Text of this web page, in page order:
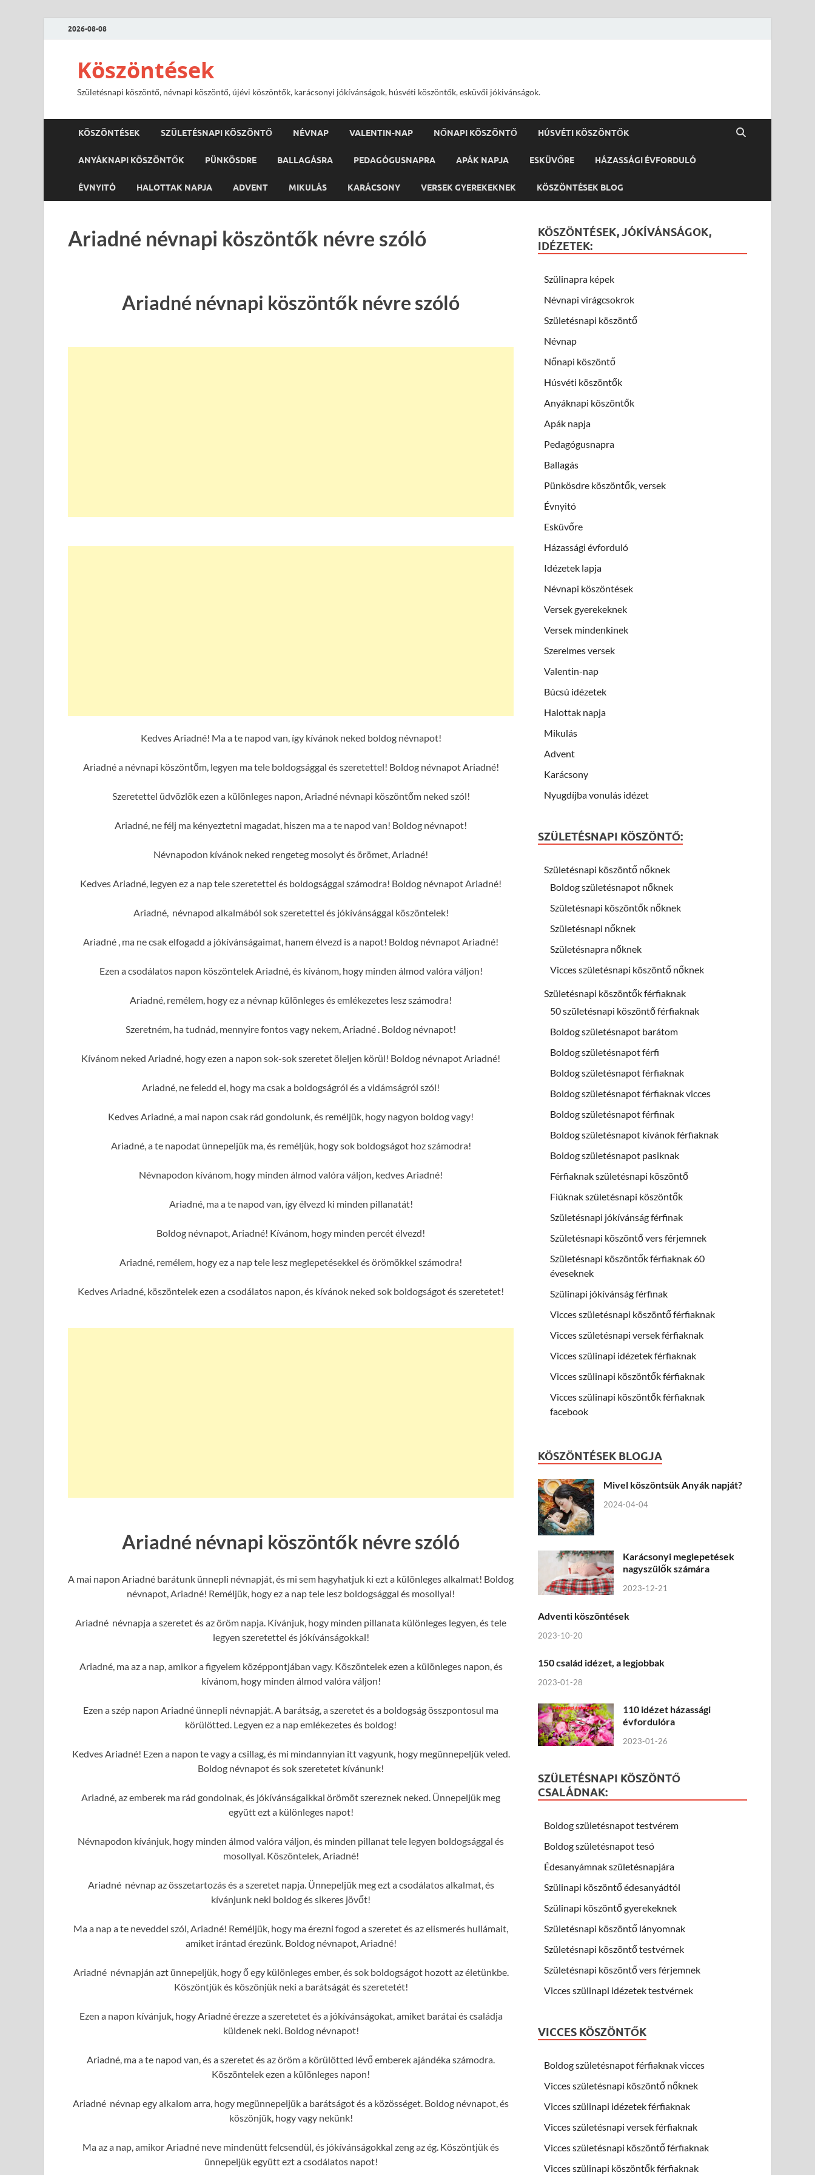
2026-08-08
Köszöntések
Születésnapi köszöntő, névnapi köszöntő, újévi köszöntők, karácsonyi jókívánságok, húsvéti köszöntők, esküvői jókivánságok.
KÖSZÖNTÉSEK SZÜLETÉSNAPI KÖSZÖNTŐ NÉVNAP VALENTIN-NAP NŐNAPI KÖSZÖNTŐ HÚSVÉTI KÖSZÖNTŐK
ANYÁKNAPI KÖSZÖNTŐK PÜNKÖSDRE BALLAGÁSRA PEDAGÓGUSNAPRA APÁK NAPJA ESKÜVŐRE HÁZASSÁGI ÉVFORDULÓ
ÉVNYITÓ HALOTTAK NAPJA ADVENT MIKULÁS KARÁCSONY VERSEK GYEREKEKNEK KÖSZÖNTÉSEK BLOG
Ariadné névnapi köszöntők névre szóló
Ariadné névnapi köszöntők névre szóló
Kedves Ariadné! Ma a te napod van, így kívánok neked boldog névnapot!
Ariadné a névnapi köszöntőm, legyen ma tele boldogsággal és szeretettel! Boldog névnapot Ariadné!
Szeretettel üdvözlök ezen a különleges napon, Ariadné névnapi köszöntőm neked szól!
Ariadné, ne félj ma kényeztetni magadat, hiszen ma a te napod van! Boldog névnapot!
Névnapodon kívánok neked rengeteg mosolyt és örömet, Ariadné!
Kedves Ariadné, legyen ez a nap tele szeretettel és boldogsággal számodra! Boldog névnapot Ariadné!
Ariadné, névnapod alkalmából sok szeretettel és jókívánsággal köszöntelek!
Ariadné , ma ne csak elfogadd a jókívánságaimat, hanem élvezd is a napot! Boldog névnapot Ariadné!
Ezen a csodálatos napon köszöntelek Ariadné, és kívánom, hogy minden álmod valóra váljon!
Ariadné, remélem, hogy ez a névnap különleges és emlékezetes lesz számodra!
Szeretném, ha tudnád, mennyire fontos vagy nekem, Ariadné . Boldog névnapot!
Kívánom neked Ariadné, hogy ezen a napon sok-sok szeretet öleljen körül! Boldog névnapot Ariadné!
Ariadné, ne feledd el, hogy ma csak a boldogságról és a vidámságról szól!
Kedves Ariadné, a mai napon csak rád gondolunk, és reméljük, hogy nagyon boldog vagy!
Ariadné, a te napodat ünnepeljük ma, és reméljük, hogy sok boldogságot hoz számodra!
Névnapodon kívánom, hogy minden álmod valóra váljon, kedves Ariadné!
Ariadné, ma a te napod van, így élvezd ki minden pillanatát!
Boldog névnapot, Ariadné! Kívánom, hogy minden percét élvezd!
Ariadné, remélem, hogy ez a nap tele lesz meglepetésekkel és örömökkel számodra!
Kedves Ariadné, köszöntelek ezen a csodálatos napon, és kívánok neked sok boldogságot és szeretetet!
Ariadné névnapi köszöntők névre szóló
A mai napon Ariadné barátunk ünnepli névnapját, és mi sem hagyhatjuk ki ezt a különleges alkalmat! Boldog
névnapot, Ariadné! Reméljük, hogy ez a nap tele lesz boldogsággal és mosollyal!
Ariadné névnapja a szeretet és az öröm napja. Kívánjuk, hogy minden pillanata különleges legyen, és tele
legyen szeretettel és jókívánságokkal!
Ariadné, ma az a nap, amikor a figyelem középpontjában vagy. Köszöntelek ezen a különleges napon, és
kívánom, hogy minden álmod valóra váljon!
Ezen a szép napon Ariadné ünnepli névnapját. A barátság, a szeretet és a boldogság összpontosul ma
körülötted. Legyen ez a nap emlékezetes és boldog!
Kedves Ariadné! Ezen a napon te vagy a csillag, és mi mindannyian itt vagyunk, hogy megünnepeljük veled.
Boldog névnapot és sok szeretetet kívánunk!
Ariadné, az emberek ma rád gondolnak, és jókívánságaikkal örömöt szereznek neked. Ünnepeljük meg
együtt ezt a különleges napot!
Névnapodon kívánjuk, hogy minden álmod valóra váljon, és minden pillanat tele legyen boldogsággal és
mosollyal. Köszöntelek, Ariadné!
Ariadné névnap az összetartozás és a szeretet napja. Ünnepeljük meg ezt a csodálatos alkalmat, és
kívánjunk neki boldog és sikeres jövőt!
Ma a nap a te neveddel szól, Ariadné! Reméljük, hogy ma érezni fogod a szeretet és az elismerés hullámait,
amiket irántad érezünk. Boldog névnapot, Ariadné!
Ariadné névnapján azt ünnepeljük, hogy ő egy különleges ember, és sok boldogságot hozott az életünkbe.
Köszöntjük és köszönjük neki a barátságát és szeretetét!
Ezen a napon kívánjuk, hogy Ariadné érezze a szeretetet és a jókívánságokat, amiket barátai és családja
küldenek neki. Boldog névnapot!
Ariadné, ma a te napod van, és a szeretet és az öröm a körülötted lévő emberek ajándéka számodra.
Köszöntelek ezen a különleges napon!
Ariadné névnap egy alkalom arra, hogy megünnepeljük a barátságot és a közösséget. Boldog névnapot, és
köszönjük, hogy vagy nekünk!
Ma az a nap, amikor Ariadné neve mindenütt felcsendül, és jókívánságokkal zeng az ég. Köszöntjük és
ünnepeljük együtt ezt a csodálatos napot!
KÖSZÖNTÉSEK, JÓKÍVÁNSÁGOK,
IDÉZETEK:
Szülinapra képek
Névnapi virágcsokrok
Születésnapi köszöntő
Névnap
Nőnapi köszöntő
Húsvéti köszöntők
Anyáknapi köszöntők
Apák napja
Pedagógusnapra
Ballagás
Pünkösdre köszöntők, versek
Évnyitó
Esküvőre
Házassági évforduló
Idézetek lapja
Névnapi köszöntések
Versek gyerekeknek
Versek mindenkinek
Szerelmes versek
Valentin-nap
Búcsú idézetek
Halottak napja
Mikulás
Advent
Karácsony
Nyugdíjba vonulás idézet
SZÜLETÉSNAPI KÖSZÖNTŐ:
Születésnapi köszöntő nőknek
Boldog születésnapot nőknek
Születésnapi köszöntők nőknek
Születésnapi nőknek
Születésnapra nőknek
Vicces születésnapi köszöntő nőknek
Születésnapi köszöntők férfiaknak
50 születésnapi köszöntő férfiaknak
Boldog születésnapot barátom
Boldog születésnapot férfi
Boldog születésnapot férfiaknak
Boldog születésnapot férfiaknak vicces
Boldog születésnapot férfinak
Boldog születésnapot kívánok férfiaknak
Boldog születésnapot pasiknak
Férfiaknak születésnapi köszöntő
Fiúknak születésnapi köszöntők
Születésnapi jókívánság férfinak
Születésnapi köszöntő vers férjemnek
Születésnapi köszöntők férfiaknak 60
éveseknek
Szülinapi jókívánság férfinak
Vicces születésnapi köszöntő férfiaknak
Vicces születésnapi versek férfiaknak
Vicces szülinapi idézetek férfiaknak
Vicces szülinapi köszöntők férfiaknak
Vicces szülinapi köszöntők férfiaknak
facebook
KÖSZÖNTÉSEK BLOGJA
Mivel köszöntsük Anyák napját?
2024-04-04
Karácsonyi meglepetések
nagyszülők számára
2023-12-21
Adventi köszöntések
2023-10-20
150 család idézet, a legjobbak
2023-01-28
110 idézet házassági
évfordulóra
2023-01-26
SZÜLETÉSNAPI KÖSZÖNTŐ
CSALÁDNAK:
Boldog születésnapot testvérem
Boldog születésnapot tesó
Édesanyámnak születésnapjára
Szülinapi köszöntő édesanyádtól
Szülinapi köszöntő gyerekeknek
Születésnapi köszöntő lányomnak
Születésnapi köszöntő testvérnek
Születésnapi köszöntő vers férjemnek
Vicces szülinapi idézetek testvérnek
VICCES KÖSZÖNTŐK
Boldog születésnapot férfiaknak vicces
Vicces születésnapi köszöntő nőknek
Vicces szülinapi idézetek férfiaknak
Vicces születésnapi versek férfiaknak
Vicces születésnapi köszöntő férfiaknak
Vicces szülinapi köszöntők férfiaknak